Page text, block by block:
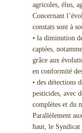
agricoles, élus,
Concernant
constats sont à
• la diminution
captées,
grâce aux
en conformité
• des détections
pesticides, avec
complètes et du
Parallèlement
haut, le